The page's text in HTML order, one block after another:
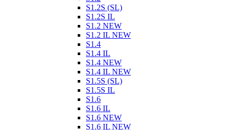
S1.2S (SL)
S1.2S IL
S1.2 NEW
S1.2 IL NEW
S1.4
S1.4 IL
S1.4 NEW
S1.4 IL NEW
S1.5S (SL)
S1.5S IL
S1.6
S1.6 IL
S1.6 NEW
S1.6 IL NEW